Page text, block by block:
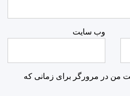
وب‌ سایت
من در مرورگر برای زمانی که